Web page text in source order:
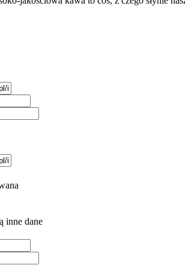
inne dane